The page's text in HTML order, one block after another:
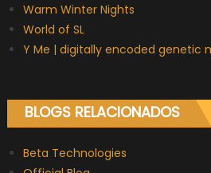
Warm Winter Nights
World of SL
Y Me | digitally encoded genetic
BLOGS RELACIONADOS
Beta Technologies